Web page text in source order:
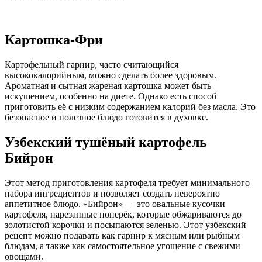
Картошка-Фри
Картофельный гарнир, часто считающийся
высококалорийным, можно сделать более здоровым.
Ароматная и сытная жареная картошка может быть
искушением, особенно на диете. Однако есть способ
приготовить её с низким содержанием калорий без масла. Это
безопасное и полезное блюдо готовится в духовке.
Узбекский тушёный картофель
Бийрон
Этот метод приготовления картофеля требует минимального
набора ингредиентов и позволяет создать невероятно
аппетитное блюдо. «Бийрон» — это овальные кусочки
картофеля, нарезанные поперёк, которые обжариваются до
золотистой корочки и посыпаются зеленью. Этот узбекский
рецепт можно подавать как гарнир к мясным или рыбным
блюдам, а также как самостоятельное угощение с свежими
овощами.